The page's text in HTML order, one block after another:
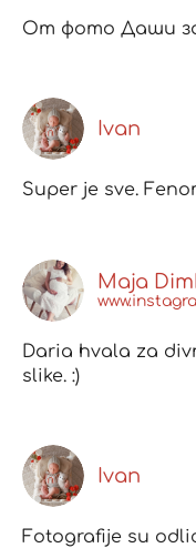
От фото Даши
Ivan
Super je sve.
Maja
Daria hvala za
slike. :)
Ivan
Fotografije su